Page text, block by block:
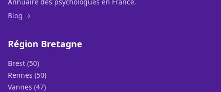
Blog →
Région Bretagne
Brest (50)
Rennes (50)
Vannes (47)